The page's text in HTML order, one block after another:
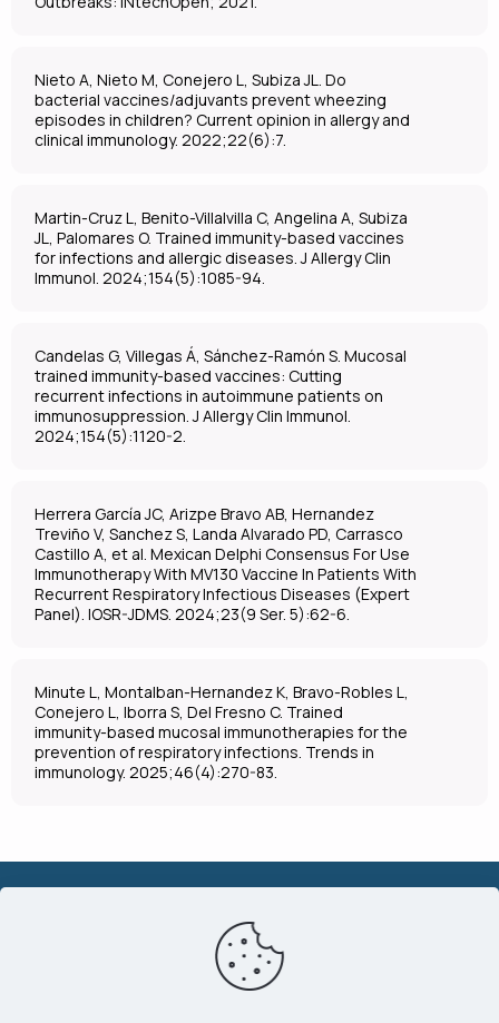
Nieto A, Nieto M, Conejero L, Subiza JL. Do
bacterial vaccines/adjuvants prevent wheezing
episodes in children? Current opinion in allergy and
clinical immunology. 2022;22(6):7.
Martin-Cruz L, Benito-Villalvilla C, Angelina A, Subiza
JL, Palomares O. Trained immunity-based vaccines
for infections and allergic diseases. J Allergy Clin
Immunol. 2024;154(5):1085-94.
Candelas G, Villegas Á, Sánchez-Ramón S. Mucosal
trained immunity-based vaccines: Cutting
recurrent infections in autoimmune patients on
immunosuppression. J Allergy Clin Immunol.
2024;154(5):1120-2.
Herrera García JC, Arizpe Bravo AB, Hernandez
Treviño V, Sanchez S, Landa Alvarado PD, Carrasco
Castillo A, et al. Mexican Delphi Consensus For Use
Immunotherapy With MV130 Vaccine In Patients With
Recurrent Respiratory Infectious Diseases (Expert
Panel). IOSR-JDMS. 2024;23(9 Ser. 5):62-6.
Minute L, Montalban-Hernandez K, Bravo-Robles L,
Conejero L, Iborra S, Del Fresno C. Trained
immunity-based mucosal immunotherapies for the
prevention of respiratory infections. Trends in
immunology. 2025;46(4):270-83.